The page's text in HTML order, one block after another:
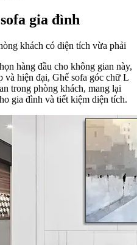
gia đình
khách có diện tích vừa phải
hàng đầu cho không gian này,
và hiện đại, Ghế sofa góc chữ L
trong phòng khách, mang lại
gia đình và tiết kiệm diện tích.